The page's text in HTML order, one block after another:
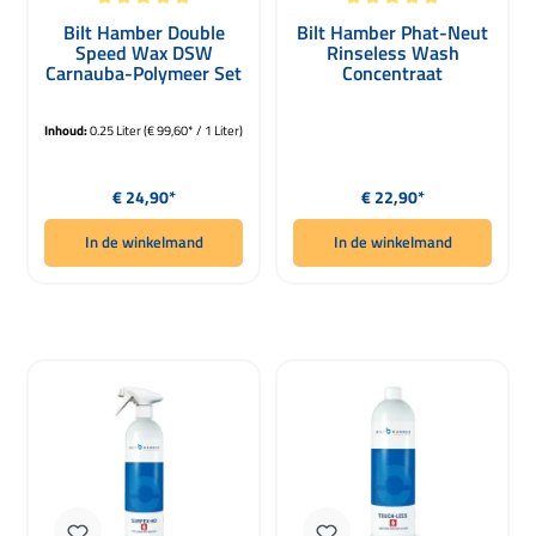
Bilt Hamber Double
Speed Wax DSW
Carnauba-Polymeer Set
250ml
Inhoud:0.25 Liter(€ 99,60* / 1 Liter)
Normale prijs:
€ 24,90*
In de winkelmand
Bilt Hamber Phat-Neut
Rinseless Wash
Concentraat
Normale prijs:
€ 22,90*
In de winkelmand